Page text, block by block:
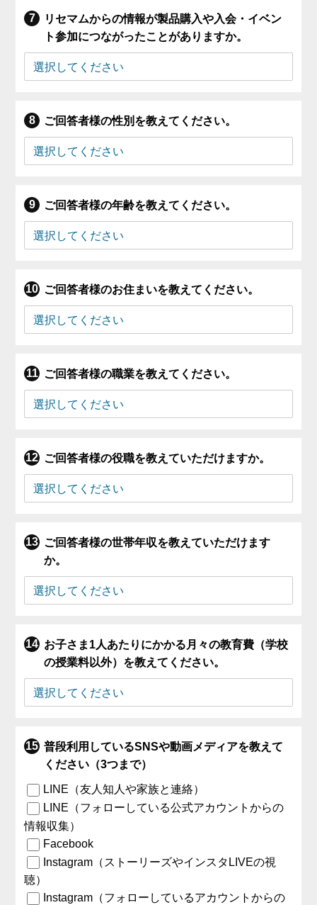
リセマムからの情報が製品購入や入会・イベン
ト参加につながったことがありますか。
ご回答者様の性別を教えてください。
ご回答者様の年齢を教えてください。
ご回答者様のお住まいを教えてください。
ご回答者様の職業を教えてください。
ご回答者様の役職を教えていただけますか。
ご回答者様の世帯年収を教えていただけます
か。
お子さま1人あたりにかかる月々の教育費（学校
の授業料以外）を教えてください。
普段利用しているSNSや動画メディアを教えて
ください（3つまで）
LINE（友人知人や家族と連絡）
LINE（フォローしている公式アカウントからの
情報収集）
Facebook
Instagram（ストーリーズやインスタLIVEの視
聴）
Instagram（フォローしているアカウントからの